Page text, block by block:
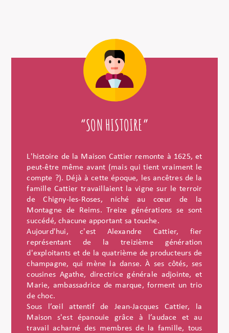
“SON HISTOIRE”
L'histoire de la Maison Cattier remonte à 1625, et
peut-être même avant (mais qui tient vraiment le
compte ?). Déjà à cette époque, les ancêtres de la
famille Cattier travaillaient la vigne sur le terroir
de Chigny-les-Roses, niché au cœur de la
Montagne de Reims. Treize générations se sont
succédé, chacune apportant sa touche.
Aujourd'hui, c'est Alexandre Cattier, fier
représentant de la treizième génération
d'exploitants et de la quatrième de producteurs de
champagne, qui mène la danse. À ses côtés, ses
cousines Agathe, directrice générale adjointe, et
Marie, ambassadrice de marque, forment un trio
de choc.
Sous l’œil attentif de Jean-Jacques Cattier, la
Maison s'est épanouie grâce à l’audace et au
travail acharné des membres de la famille, tous